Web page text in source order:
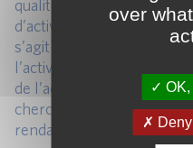
qualité. Dans tous les
d’activité. En France,
s’agit en fait d’une
l’activité. Le choix du
de l’activité met fin au
cherche à assurer la
rendant continue, soit en
over
OK,